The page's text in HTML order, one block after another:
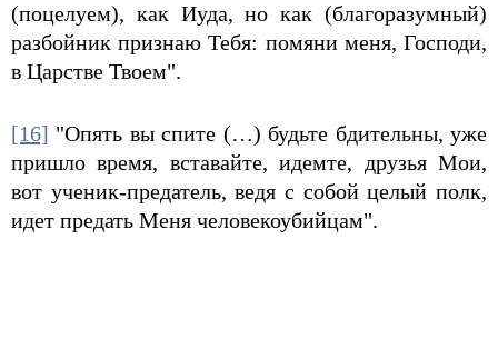
(поцелуем), как Иуда, но как (благоразумный)
разбойник признаю Тебя: помяни меня, Господи,
в Царстве Твоем".
[16] "Опять вы спите (…) будьте бдительны, уже
пришло время, вставайте, идемте, друзья Мои,
вот ученик-предатель, ведя с собой целый полк,
идет предать Меня человекоубийцам".